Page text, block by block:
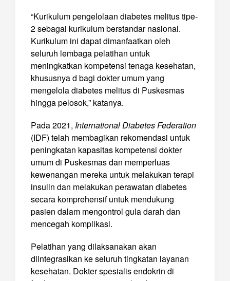
“Kurikulum pengelolaan diabetes melitus tipe-
2 sebagai kurikulum berstandar nasional.
Kurikulum ini dapat dimanfaatkan oleh
seluruh lembaga pelatihan untuk
meningkatkan kompetensi tenaga kesehatan,
khususnya d bagi dokter umum yang
mengelola diabetes melitus di Puskesmas
hingga pelosok,” katanya.
Pada 2021, International Diabetes Federation
(IDF) telah membagikan rekomendasi untuk
peningkatan kapasitas kompetensi dokter
umum di Puskesmas dan memperluas
kewenangan mereka untuk melakukan terapi
insulin dan melakukan perawatan diabetes
secara komprehensif untuk mendukung
pasien dalam mengontrol gula darah dan
mencegah komplikasi.
Pelatihan yang dilaksanakan akan
diintegrasikan ke seluruh tingkatan layanan
kesehatan. Dokter spesialis endokrin di